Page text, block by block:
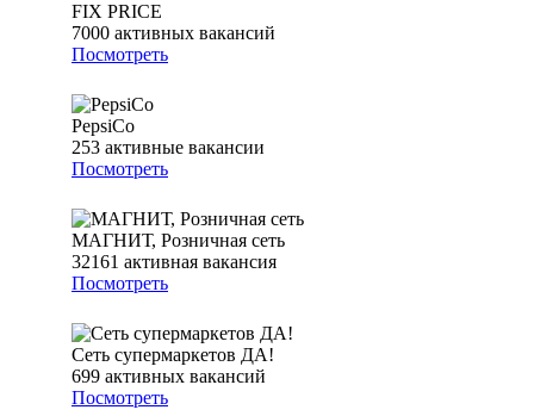
FIX PRICE
7000 активных вакансий
Посмотреть
PepsiCo
253 активные вакансии
Посмотреть
МАГНИТ, Розничная сеть
32161 активная вакансия
Посмотреть
Сеть супермаркетов ДА!
699 активных вакансий
Посмотреть